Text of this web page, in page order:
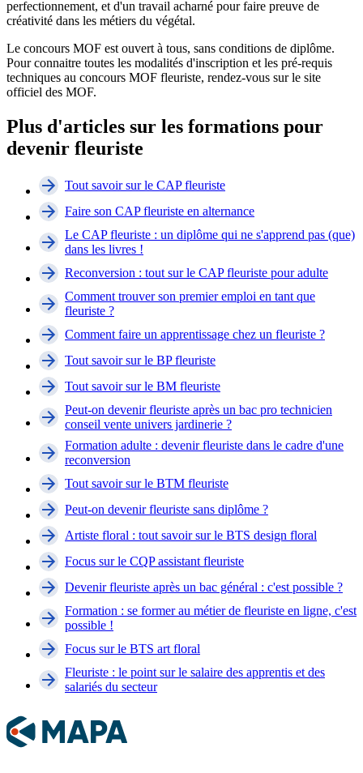
perfectionnement, et d'un travail acharné pour faire preuve de
créativité dans les métiers du végétal.
Le concours MOF est ouvert à tous, sans conditions de diplôme.
Pour connaitre toutes les modalités d'inscription et les pré-requis
techniques au concours MOF fleuriste, rendez-vous sur le site
officiel des MOF.
Plus d'articles sur les formations pour
devenir fleuriste
Tout savoir sur le CAP fleuriste
Faire son CAP fleuriste en alternance
Le CAP fleuriste : un diplôme qui ne s'apprend pas (que)
dans les livres !
Reconversion : tout sur le CAP fleuriste pour adulte
Comment trouver son premier emploi en tant que
fleuriste ?
Comment faire un apprentissage chez un fleuriste ?
Tout savoir sur le BP fleuriste
Tout savoir sur le BM fleuriste
Peut-on devenir fleuriste après un bac pro technicien
conseil vente univers jardinerie ?
Formation adulte : devenir fleuriste dans le cadre d'une
reconversion
Tout savoir sur le BTM fleuriste
Peut-on devenir fleuriste sans diplôme ?
Artiste floral : tout savoir sur le BTS design floral
Focus sur le CQP assistant fleuriste
Devenir fleuriste après un bac général : c'est possible ?
Formation : se former au métier de fleuriste en ligne, c'est
possible !
Focus sur le BTS art floral
Fleuriste : le point sur le salaire des apprentis et des
salariés du secteur